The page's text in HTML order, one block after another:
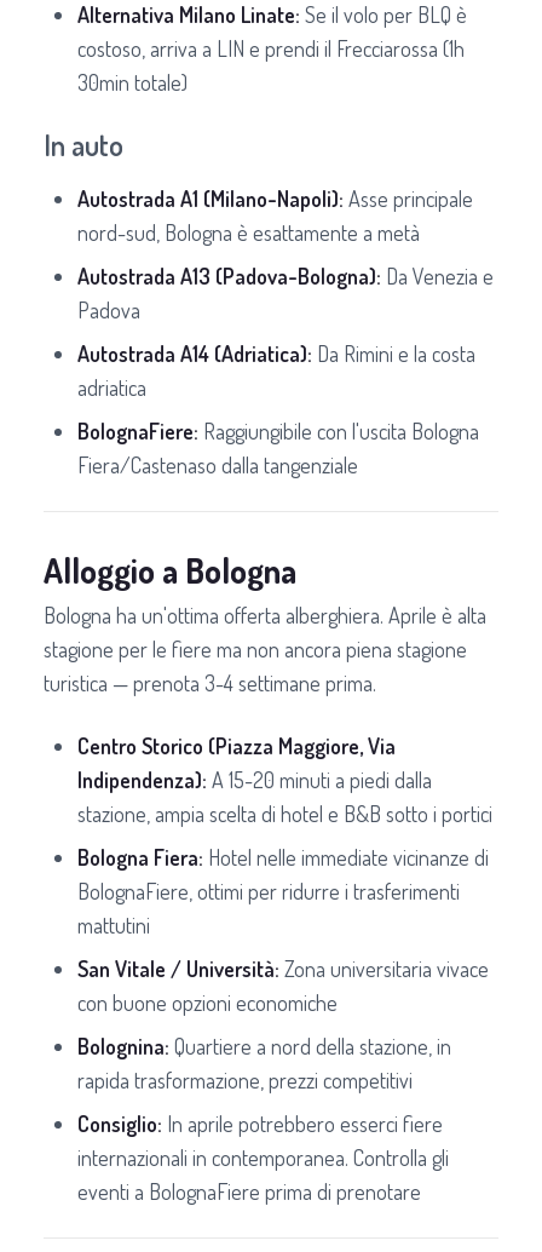
Alternativa Milano Linate: Se il volo per BLQ è
costoso, arriva a LIN e prendi il Frecciarossa (1h
30min totale)
In auto
Autostrada A1 (Milano-Napoli): Asse principale
nord-sud, Bologna è esattamente a metà
Autostrada A13 (Padova-Bologna): Da Venezia e
Padova
Autostrada A14 (Adriatica): Da Rimini e la costa
adriatica
BolognaFiere: Raggiungibile con l'uscita Bologna
Fiera/Castenaso dalla tangenziale
Alloggio a Bologna
Bologna ha un'ottima offerta alberghiera. Aprile è alta
stagione per le fiere ma non ancora piena stagione
turistica — prenota 3-4 settimane prima.
Centro Storico (Piazza Maggiore, Via
Indipendenza): A 15-20 minuti a piedi dalla
stazione, ampia scelta di hotel e B&B sotto i portici
Bologna Fiera: Hotel nelle immediate vicinanze di
BolognaFiere, ottimi per ridurre i trasferimenti
mattutini
San Vitale / Università: Zona universitaria vivace
con buone opzioni economiche
Bolognina: Quartiere a nord della stazione, in
rapida trasformazione, prezzi competitivi
Consiglio: In aprile potrebbero esserci fiere
internazionali in contemporanea. Controlla gli
eventi a BolognaFiere prima di prenotare